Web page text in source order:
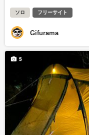
ソロ フリーサイト
Gifurama
5